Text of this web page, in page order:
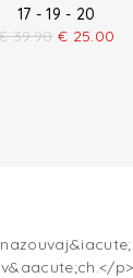
17 - 19 - 20
39.90 € 25.00
p>